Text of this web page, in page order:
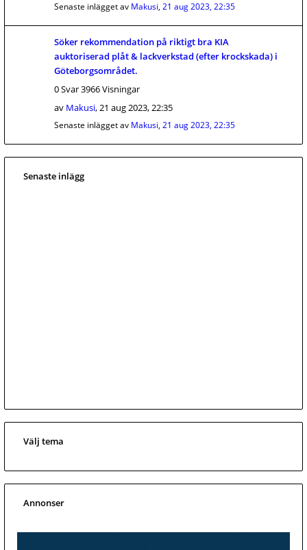
Senaste inlägget av Makusi, 21 aug 2023, 22:35
Söker rekommendation på riktigt bra KIA
auktoriserad plåt & lackverkstad (efter krockskada) i
Göteborgsområdet.
0 Svar 3966 Visningar
av Makusi,21 aug 2023, 22:35
Senaste inlägget av Makusi, 21 aug 2023, 22:35
Senaste inlägg
Välj tema
Annonser